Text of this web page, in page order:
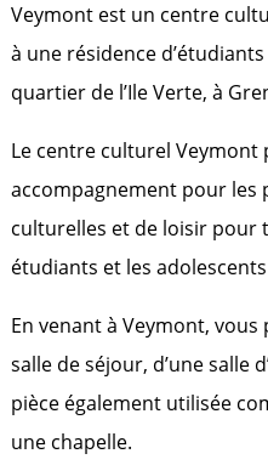
Veymont est un centre
à une résidence
quartier de l’Ile Verte, à
Le centre culturel Veymont
accompagnement pour les
culturelles et de loisir pour
étudiants et les
En venant à Veymont,
salle de séjour, d’une salle
pièce également utilisée
une chapelle.